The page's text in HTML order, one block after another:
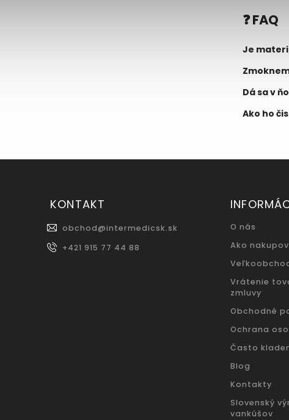
❓ FAQ
Je
Dá sa v
Ako ho
KONTAKT
obchod@intermedicsk.sk
+421 915 77 44 88
O nás
Ako
Vrátenie
zmluvy
Obchodné
Ochrana
Často
Blog
Kontakty
Slovenský
vankúšov